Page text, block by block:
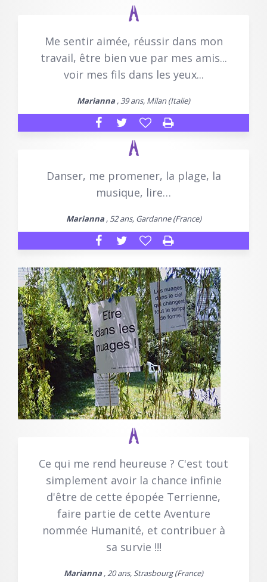
Me sentir aimée, réussir dans mon
travail, être bien vue par mes amis...
voir mes fils dans les yeux...
Marianna , 39 ans, Milan (Italie)
Danser, me promener, la plage, la
musique, lire…
Marianna, 52 ans, Gardanne (France)
Ce qui me rend heureuse ? C'est tout
simplement avoir la chance infinie
d'être de cette épopée Terrienne,
faire partie de cette Aventure
nommée Humanité, et contribuer à
sa survie !!!
Marianna , 20 ans, Strasbourg (France)